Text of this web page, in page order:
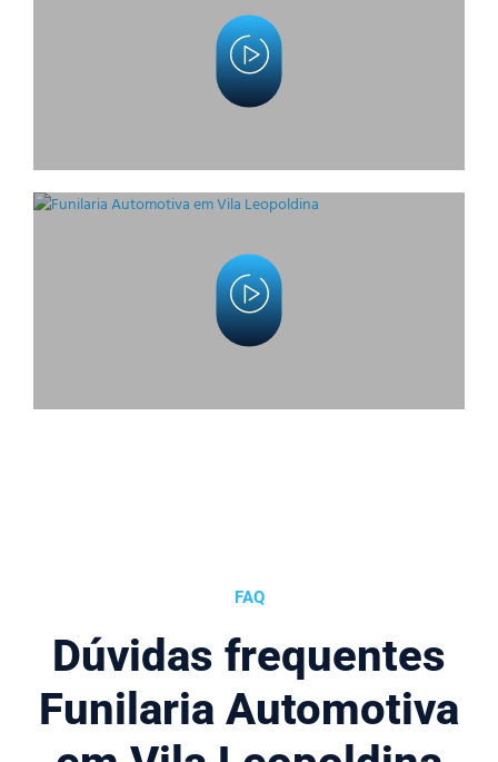
FAQ
Dúvidas frequentes
Funilaria Automotiva